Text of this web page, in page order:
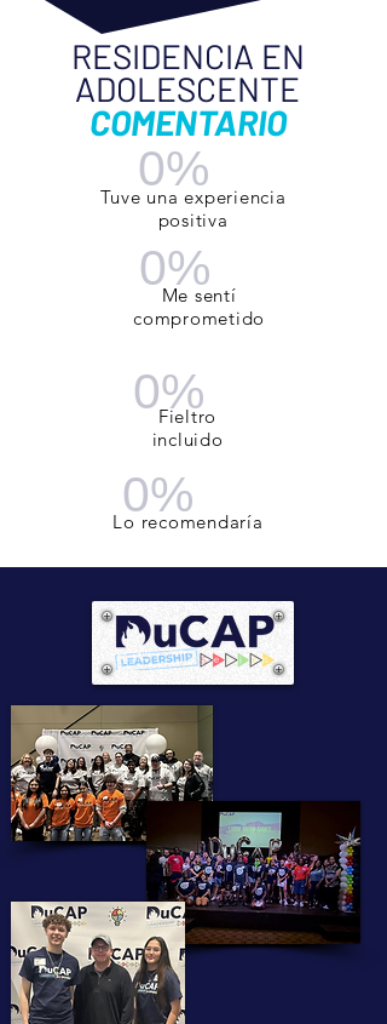
RESIDENCIA EN
ADOLESCENTE
COMENTARIO
0%
Tuve una experiencia
positiva
0%
Me sentí
comprometido
0%
Fieltro
incluido
0%
Lo recomendaría